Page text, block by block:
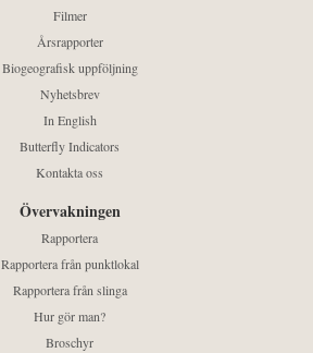
Filmer
Årsrapporter
Biogeografisk uppföljning
Nyhetsbrev
In English
Butterfly Indicators
Kontakta oss
Övervakningen
Rapportera
Rapportera från punktlokal
Rapportera från slinga
Hur gör man?
Broschyr